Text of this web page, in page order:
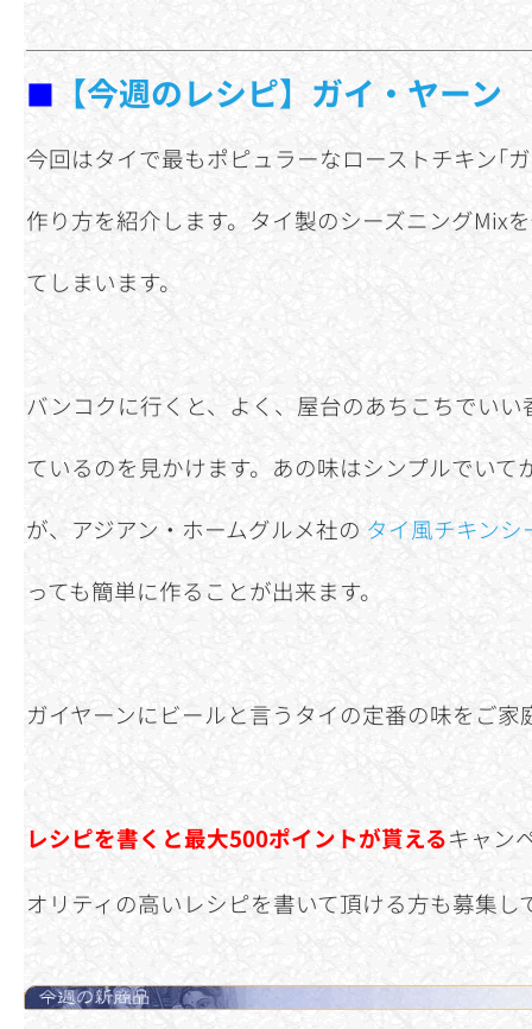
■ 【今週のレシピ】ガイ・ヤーン
今回はタイで最もポピュラーなローストチキン｢
作り方を紹介します。タイ製のシーズニングMix
てしまいます。
バンコクに行くと、よく、屋台のあちこちでい
ているのを見かけます。あの味はシンプルでい
が、アジアン・ホームグルメ社の タイ風チキンシ
っても簡単に作ることが出来ます。
ガイヤーンにビールと言うタイの定番の味をご
レシピを書くと最大500ポイントが貰えるキャン
オリティの高いレシピを書いて頂ける方も募集